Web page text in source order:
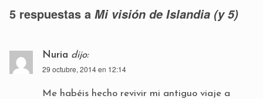
5 respuestas a Mi visión de Islandia (y 5)
Nuria dijo:
29 octubre, 2014 en 12:14
Me habéis hecho revivir mi antiguo viaje a